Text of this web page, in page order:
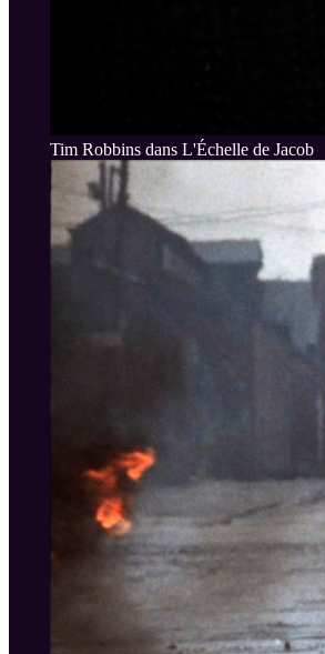
Tim Robbins dans L'Échelle de Jacob